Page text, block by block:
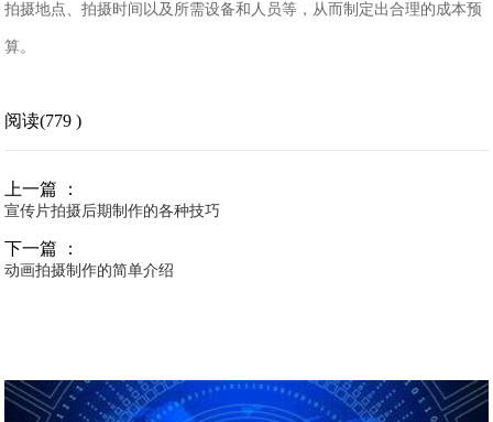
拍摄地点、拍摄时间以及所需设备和人员等，从而制定出合理的成本预
算。
阅读(779 )
上一篇 ：
宣传片拍摄后期制作的各种技巧
下一篇 ：
动画拍摄制作的简单介绍